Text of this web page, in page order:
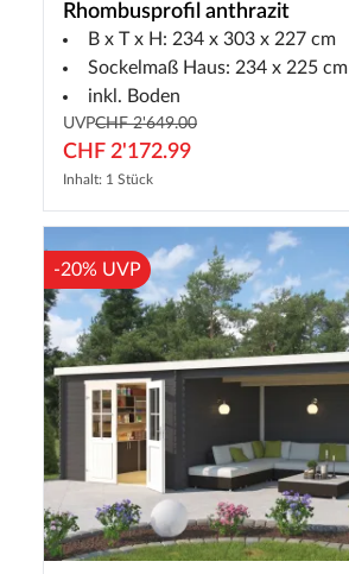
Rhombusprofil anthrazit
B x T x H: 234 x 303 x 227 cm
Sockelmaß Haus: 234 x 225 cm
inkl. Boden
UVPCHF 2'649.00
CHF 2'172.99
Inhalt: 1 Stück
-20% UVP